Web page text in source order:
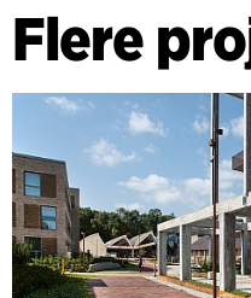
Flere